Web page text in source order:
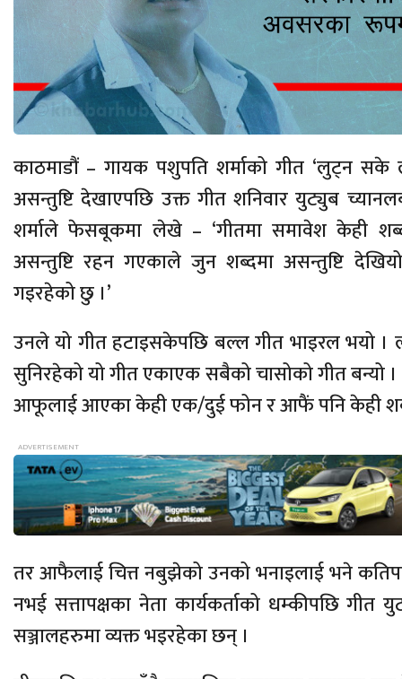
काठमाडौं – गायक पशुपति शर्माको गीत ‘लुट्न सके
असन्तुष्टि देखाएपछि उक्त गीत शनिवार युट्युब
शर्माले फेसबूकमा लेखे – ‘गीतमा समावेश केही
असन्तुष्टि रहन गएकाले जुन शब्दमा असन्तुष्टि
गइरहेको छु ।’
उनले यो गीत हटाइसकेपछि बल्ल गीत भाइरल भयो ।
सुनिरहेको यो गीत एकाएक सबैको चासोको गीत बन्यो
आफूलाई आएका केही एक/दुई फोन र आफैं पनि केही
तर आफैलाई चित्त नबुझेको उनको भनाइलाई भने
नभई सत्तापक्षका नेता कार्यकर्ताको धम्कीपछि
सञ्जालहरुमा व्यक्त भइरहेका छन् ।